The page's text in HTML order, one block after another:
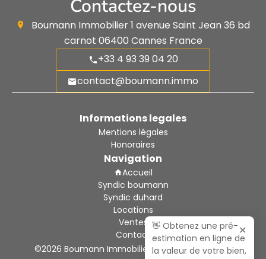
Contactez-nous
Boumann Immobilier1 avenue Saint Jean 36 bd
carnot 06400 Cannes France
+33 4 93 39 04 20
contact@boumann.immo
Informations legales
Mentions légales
Honoraires
Navigation
Accueil
Syndic boumann
Syndic duhard
Locations
Ventes
Contact
©2026 Boumann Immobilier
Mentions légales
👋 Obtenez une pré-
estimation en ligne de
la valeur de votre bien,
✕